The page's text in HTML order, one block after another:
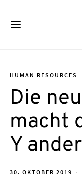
HUMAN RESOURCES
Die
macht
Y
POSTED
30. OKTOBER 2019